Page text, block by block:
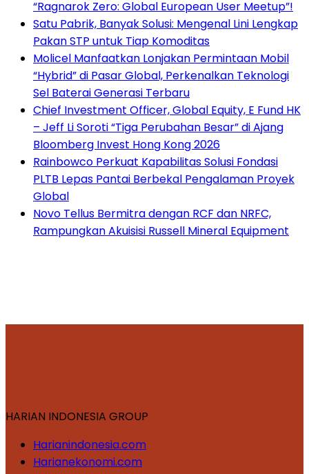
“Ragnarok Zero: Global European User Meetup”!
Satu Pabrik, Banyak Solusi: Mengenal Lini Lengkap
Pakan STP untuk Tiap Komoditas
Molicel Manfaatkan Lonjakan Permintaan Mobil
“Hybrid” di Pasar Global, Perkenalkan Teknologi
Sel Baterai Generasi Terbaru
Chief Investment Officer, Global Equity, E Fund HK
– Jeff Li Soroti “Tiga Perubahan Besar” di Ajang
Bloomberg Invest Hong Kong 2026
Rainbowco Perkuat Kapabilitas Solusi Fondasi
PLTB Lepas Pantai Berbekal Pengalaman Proyek
Global
Novo Tellus Bermitra dengan RCF dan NRFC,
Rampungkan Akuisisi Russell Mineral Equipment
HARIAN INDONESIA GROUP
Harianindonesia.com
Harianekonomi.com